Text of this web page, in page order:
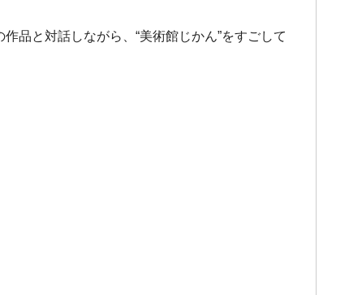
品と対話しながら、“美術館じかん”をすごして